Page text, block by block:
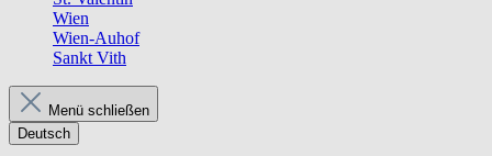
Wien
Wien-Auhof
Sankt Vith
Menü schließen
Deutsch